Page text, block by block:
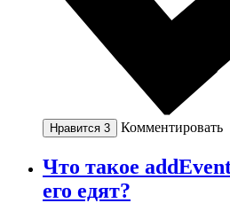
Нравится 3 Комментировать
Что такое
его едят?